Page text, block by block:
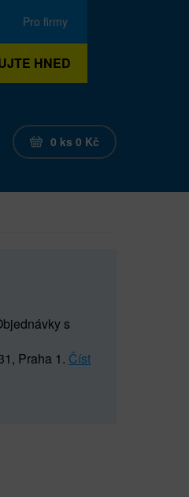
Pro firmy
HNED
0 ks 0 Kč
s
Praha 1. Číst